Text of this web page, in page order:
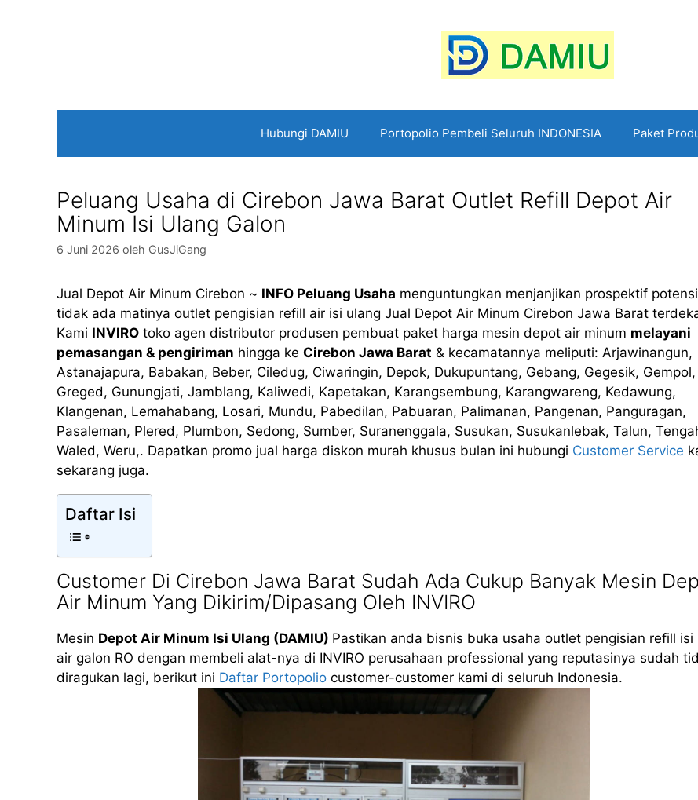
Hubungi DAMIU Portopolio Pembeli Seluruh INDONESIA Paket
Peluang Usaha di Cirebon Jawa Barat Outlet Refill Depot Air
Minum Isi Ulang Galon
6 Juni 2026 oleh GusJiGang
Jual Depot Air Minum Cirebon ~ INFO Peluang Usaha menguntungkan menjanjikan prospektif
tidak ada matinya outlet pengisian refill air isi ulang Jual Depot Air Minum Cirebon Jawa Barat
Kami INVIRO toko agen distributor produsen pembuat paket harga mesin depot air minum melayani
pemasangan & pengiriman hingga ke Cirebon Jawa Barat & kecamatannya meliputi: Arjawinangun,
Astanajapura, Babakan, Beber, Ciledug, Ciwaringin, Depok, Dukupuntang, Gebang, Gegesik, Gempol,
Greged, Gunungjati, Jamblang, Kaliwedi, Kapetakan, Karangsembung, Karangwareng, Kedawung,
Klangenan, Lemahabang, Losari, Mundu, Pabedilan, Pabuaran, Palimanan, Pangenan, Panguragan,
Pasaleman, Plered, Plumbon, Sedong, Sumber, Suranenggala, Susukan, Susukanlebak, Talun,
Waled, Weru,. Dapatkan promo jual harga diskon murah khusus bulan ini hubungi Customer Service
sekarang juga.
Daftar Isi
Customer Di Cirebon Jawa Barat Sudah Ada Cukup Banyak Mesin
Air Minum Yang Dikirim/Dipasang Oleh INVIRO
Mesin Depot Air Minum Isi Ulang (DAMIU) Pastikan anda bisnis buka usaha outlet pengisian refill isi
air galon RO dengan membeli alat-nya di INVIRO perusahaan professional yang reputasinya sudah
diragukan lagi, berikut ini Daftar Portopolio customer-customer kami di seluruh Indonesia.